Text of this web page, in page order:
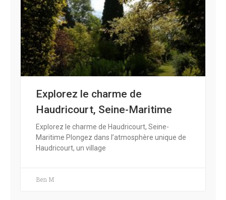
Explorez le charme de
Haudricourt, Seine-Maritime
Explorez le charme de Haudricourt, Seine-
Maritime Plongez dans l’atmosphère unique de
Haudricourt, un village
Ben M